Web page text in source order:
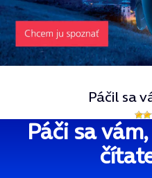
Páčil sa
Páči sa